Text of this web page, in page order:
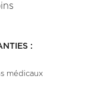
:
médicaux